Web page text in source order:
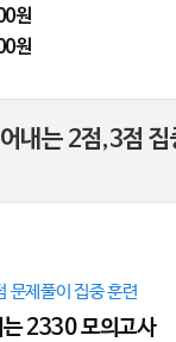
원
원
내는 2점,3점 집
제풀이 집중 훈련
는 2330 모의고사